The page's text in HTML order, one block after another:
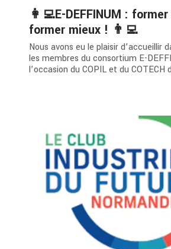
👩‍💻E-DEFFINUM :
former mieux ! 👨‍💻
Nous avons eu le plaisir d’accueillir
les membres du consortium E-
l’occasion du COPIL et du COTECH